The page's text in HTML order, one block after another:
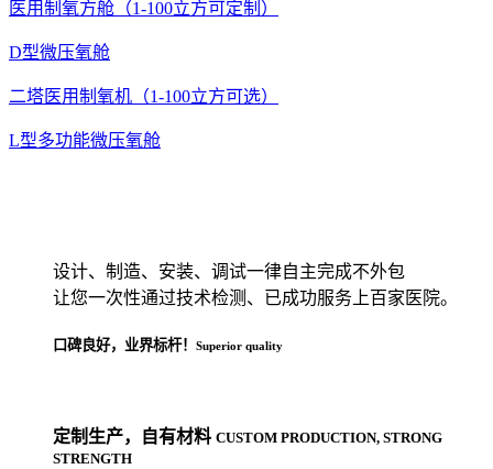
医用制氧方舱（1-100立方可定制）
D型微压氧舱
二塔医用制氧机（1-100立方可选）
L型多功能微压氧舱
设计、制造、安装、调试一律自主完成不外包
让您一次性通过技术检测、已成功服务上百家医院。
口碑良好，业界标杆！ Superior quality
定制生产，自有材料 CUSTOM PRODUCTION, STRONG
STRENGTH